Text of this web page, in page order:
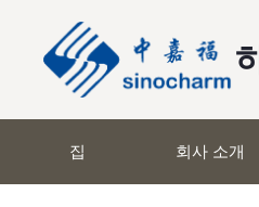
집 회사 소개